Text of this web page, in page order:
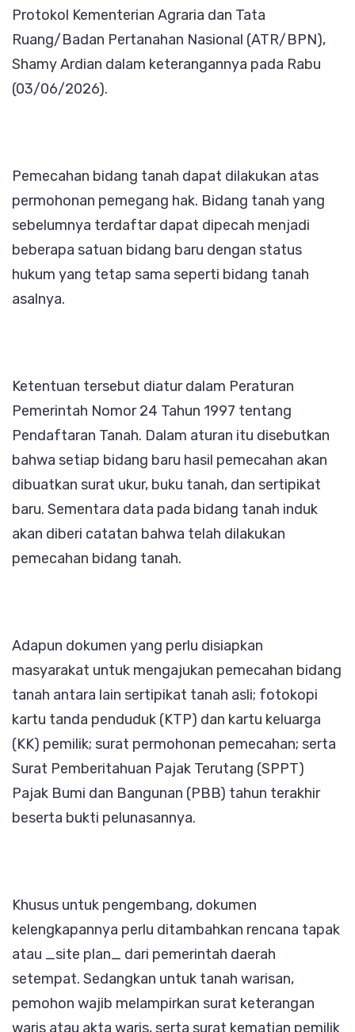
Protokol Kementerian Agraria dan Tata
Ruang/Badan Pertanahan Nasional (ATR/BPN),
Shamy Ardian dalam keterangannya pada Rabu
(03/06/2026).
Pemecahan bidang tanah dapat dilakukan atas
permohonan pemegang hak. Bidang tanah yang
sebelumnya terdaftar dapat dipecah menjadi
beberapa satuan bidang baru dengan status
hukum yang tetap sama seperti bidang tanah
asalnya.
Ketentuan tersebut diatur dalam Peraturan
Pemerintah Nomor 24 Tahun 1997 tentang
Pendaftaran Tanah. Dalam aturan itu disebutkan
bahwa setiap bidang baru hasil pemecahan akan
dibuatkan surat ukur, buku tanah, dan sertipikat
baru. Sementara data pada bidang tanah induk
akan diberi catatan bahwa telah dilakukan
pemecahan bidang tanah.
Adapun dokumen yang perlu disiapkan
masyarakat untuk mengajukan pemecahan bidang
tanah antara lain sertipikat tanah asli; fotokopi
kartu tanda penduduk (KTP) dan kartu keluarga
(KK) pemilik; surat permohonan pemecahan; serta
Surat Pemberitahuan Pajak Terutang (SPPT)
Pajak Bumi dan Bangunan (PBB) tahun terakhir
beserta bukti pelunasannya.
Khusus untuk pengembang, dokumen
kelengkapannya perlu ditambahkan rencana tapak
atau _site plan_ dari pemerintah daerah
setempat. Sedangkan untuk tanah warisan,
pemohon wajib melampirkan surat keterangan
waris atau akta waris, serta surat kematian pemilik